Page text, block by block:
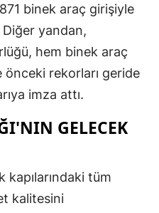
binek araç girişiyle
yandan,
hem binek araç
rekorları geride
imza attı.
GELECEK
kapılarındaki tüm
kalitesini